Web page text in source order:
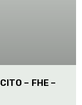
– FHE –